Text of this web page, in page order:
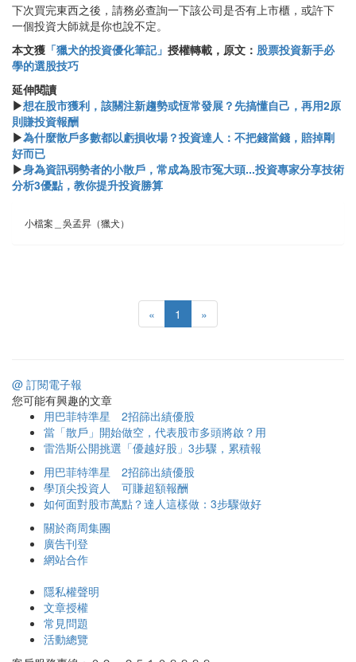
下次買完東西之後，請務必查詢一下該公司是否有上市櫃，或許下
一個投資大師就是你也說不定。
本文獲 「獵犬的投資優化筆記」 授權轉載，原文： 股票投資新手必
學的選股技巧
延伸閱讀
▶想在股市獲利，該關注新趨勢或恆常發展？先搞懂自己，再用2原
則賺投資報酬
▶為什麼散戶多數都以虧損收場？投資達人：不把錢當錢，賠掉剛
好而已
▶身為資訊弱勢者的小散戶，常成為股市冤大頭...投資專家分享技術
分析3優點，教你提升投資勝算
小檔案＿吳孟昇（獵犬）
« 1 »
@ 訂閱電子報
您可能有興趣的文章
用巴菲特準星 2招篩出績優股
當「散戶」開始做空，代表股市多頭將啟？用
雷浩斯公開挑選「優越好股」3步驟，累積報
用巴菲特準星 2招篩出績優股
學頂尖投資人 可賺超額報酬
如何面對股市萬點？達人這樣做：3步驟做好
關於商周集團
廣告刊登
網站合作
隱私權聲明
文章授權
常見問題
活動總覽